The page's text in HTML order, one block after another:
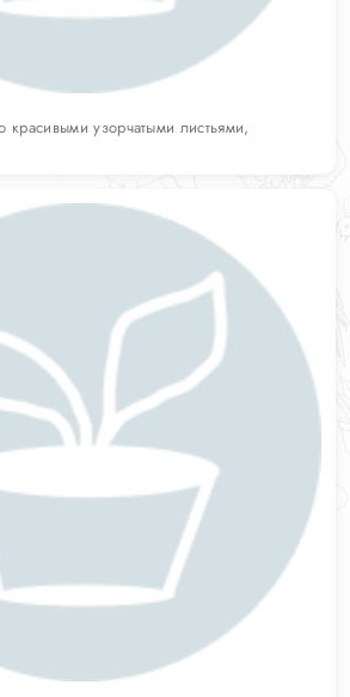
красивыми узорчатыми листьями,